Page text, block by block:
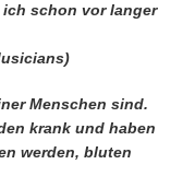
ich schon vor langer
Menschen sind.
krank und haben
werden, bluten